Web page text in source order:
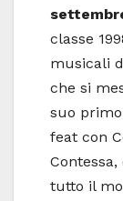
classe
musicali
che si
suo
feat con
Contessa,
tutto il